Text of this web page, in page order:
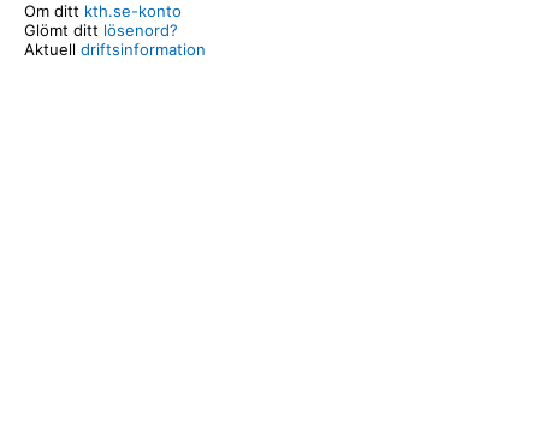
Om ditt kth.se-konto
Glömt ditt lösenord?
Aktuell driftsinformation